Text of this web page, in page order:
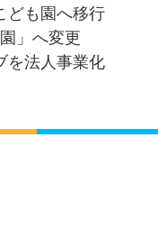
ども園へ移行
」へ変更
を法人事業化